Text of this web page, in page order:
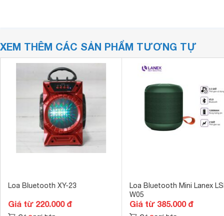
XEM THÊM CÁC SẢN PHẨM TƯƠNG TỰ
Loa Bluetooth XY-23
Giá từ 220.000 đ
Loa Bluetooth Mini Lanex
W05
Giá từ 385.000 đ